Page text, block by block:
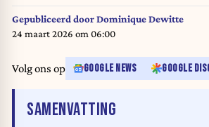
Gepubliceerd doorDominique Dewitte
24 maart 2026 om 06:00
Volg ons op GOOGLE NEWS GOOGLE
SAMENVATTING